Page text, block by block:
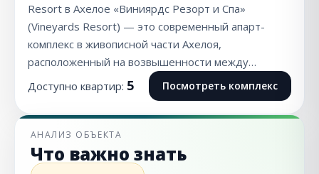
Resort в Ахелое «Виниярдс Резорт и Спа»
(Vineyards Resort) — это современный апарт-
комплекс в живописной части Ахелоя,
расположенный на возвышенности между…
Доступно квартир: 5 Посмотреть комплекс
АНАЛИЗ ОБЪЕКТА
Что важно знать